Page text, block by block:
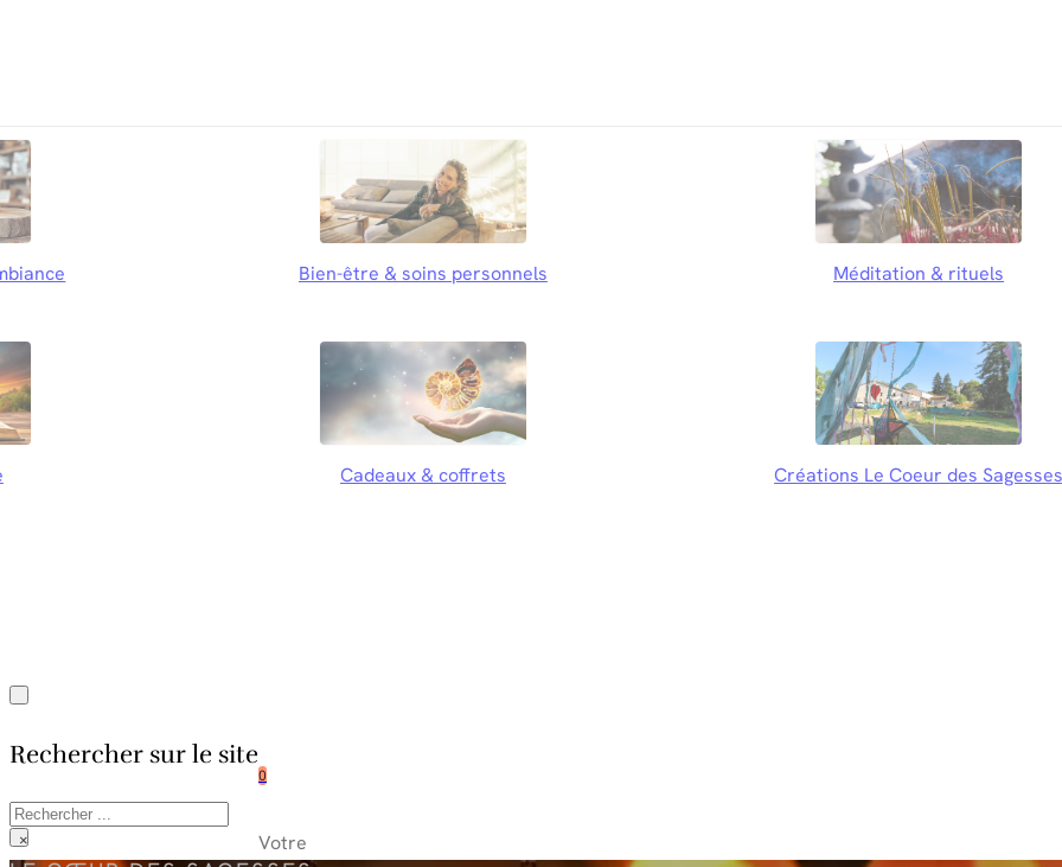
Bien-être & soins personnels Méditation & rituels
Cadeaux & coffrets Créations Le Coeur des
Rechercher sur le site
Rechercher
×
0
Votre